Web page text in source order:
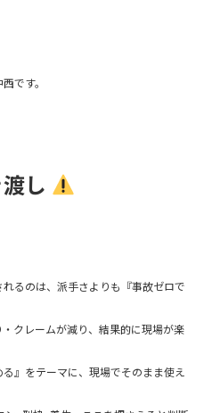
です。
し
るのは、派手さよりも『事故ゼロで
クレームが減り、結果的に現場が楽
』をテーマに、現場でそのまま使え